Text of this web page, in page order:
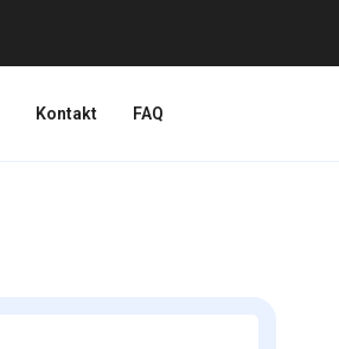
Kontakt FAQ